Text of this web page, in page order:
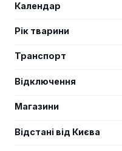
Календар
Рік тварини
Транспорт
Відключення
Магазини
Відстані від Києва